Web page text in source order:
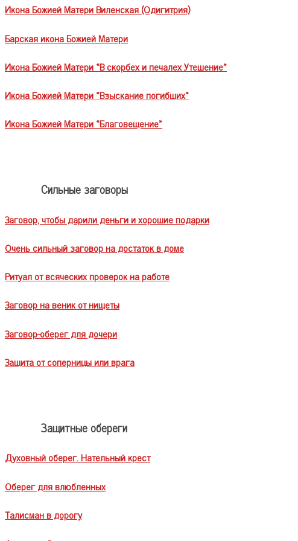
Икона Божией Матери Виленская (Одигитрия)
Барская икона Божией Матери
Икона Божией Матери «В скорбех и печалех Утешение»
Икона Божией Матери «Взыскание погибших»
Икона Божией Матери «Благовещение»
Сильные заговоры
Заговор, чтобы дарили деньги и хорошие подарки
Очень сильный заговор на достаток в доме
Ритуал от всяческих проверок на работе
Заговор на веник от нищеты
Заговор-оберег для дочери
Защита от соперницы или врага
Защитные обереги
Духовный оберег. Нательный крест
Оберег для влюбленных
Талисман в дорогу